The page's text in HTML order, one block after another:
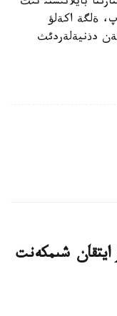
ةلگة اكةلؤ
دذنيةلةردئث
ايتقان شىمكەنت